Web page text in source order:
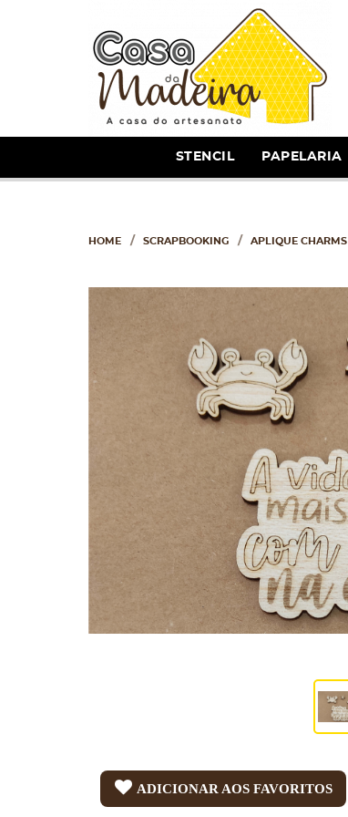
STENCIL PAPELARIA
HOME SCRAPBOOKING APLIQUE CHARMS
ADICIONAR AOS FAVORITOS